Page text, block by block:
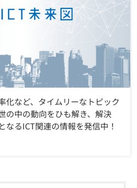
化など、タイムリーなトピック
の中の動向をひも解き、解決
なるICT関連の情報を発信中！